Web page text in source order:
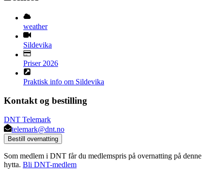
weather
Sildevika
Priser 2026
Praktisk info om Sildevika
Kontakt og bestilling
DNT Telemark
telemark@dnt.no
Bestill overnatting
Som medlem i DNT får du medlemspris på overnatting på denne
hytta. Bli DNT-medlem